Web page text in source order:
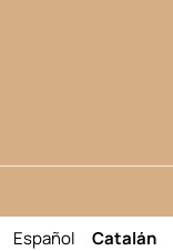
Español
Catalán